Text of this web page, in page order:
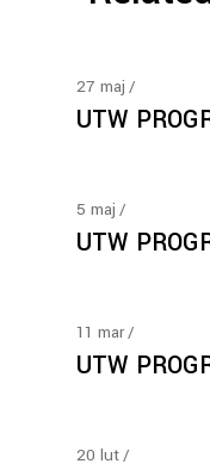
27 maj
UTW
5 maj
UTW
11 mar
UTW
20 lut